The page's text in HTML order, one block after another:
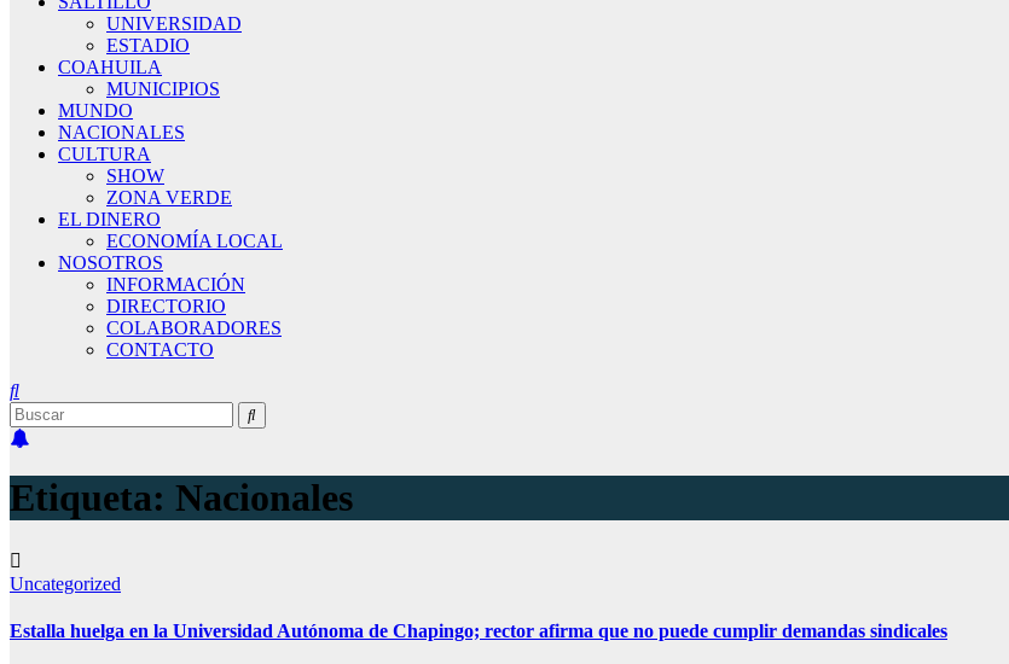
UNIVERSIDAD
ESTADIO
COAHUILA
MUNICIPIOS
MUNDO
NACIONALES
CULTURA
SHOW
ZONA VERDE
EL DINERO
ECONOMÍA LOCAL
NOSOTROS
INFORMACIÓN
DIRECTORIO
COLABORADORES
CONTACTO
Etiqueta: Nacionales
Uncategorized
Estalla huelga en la Universidad Autónoma de Chapingo; rector afirma que no puede cumplir demandas sindicales